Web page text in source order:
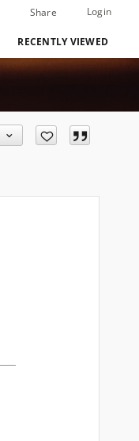
Share Login
RECENTLY VIEWED